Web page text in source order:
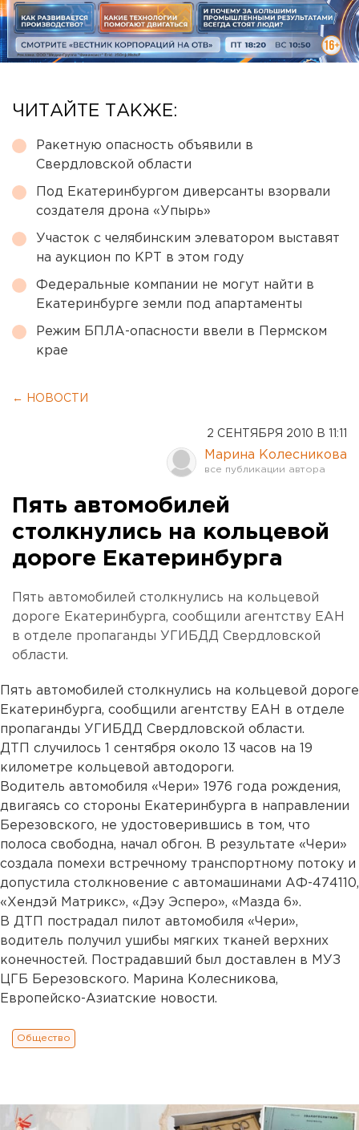
ЧИТАЙТЕ ТАКЖЕ:
Ракетную опасность объявили в
Свердловской области
Под Екатеринбургом диверсанты взорвали
создателя дрона «Упырь»
Участок с челябинским элеватором выставят
на аукцион по КРТ в этом году
Федеральные компании не могут найти в
Екатеринбурге земли под апартаменты
Режим БПЛА-опасности ввели в Пермском
крае
← НОВОСТИ
2 СЕНТЯБРЯ 2010 В 11:11
Марина Колесникова
Пять автомобилей
столкнулись на кольцевой
дороге Екатеринбурга
Пять автомобилей столкнулись на кольцевой
дороге Екатеринбурга, сообщили агентству ЕАН
в отделе пропаганды УГИБДД Свердловской
области.
Пять автомобилей столкнулись на кольцевой дороге
Екатеринбурга, сообщили агентству ЕАН в отделе
пропаганды УГИБДД Свердловской области.
ДТП случилось 1 сентября около 13 часов на 19
километре кольцевой автодороги.
Водитель автомобиля «Чери» 1976 года рождения,
двигаясь со стороны Екатеринбурга в направлении
Березовского, не удостоверившись в том, что
полоса свободна, начал обгон. В результате «Чери»
создала помехи встречному транспортному потоку и
допустила столкновение с автомашинами АФ-474110,
«Хендэй Матрикс», «Дэу Эсперо», «Мазда 6».
В ДТП пострадал пилот автомобиля «Чери»,
водитель получил ушибы мягких тканей верхних
конечностей. Пострадавший был доставлен в МУЗ
ЦГБ Березовского. Марина Колесникова,
Европейско-Азиатские новости.
Общество